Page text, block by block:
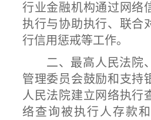
行业金融机构通过网络
执行与协助执行、联合
行信用惩戒等工作。
二、最高人民法院
管理委员会鼓励和支持
人民法院建立网络执行
络查询被执行人存款